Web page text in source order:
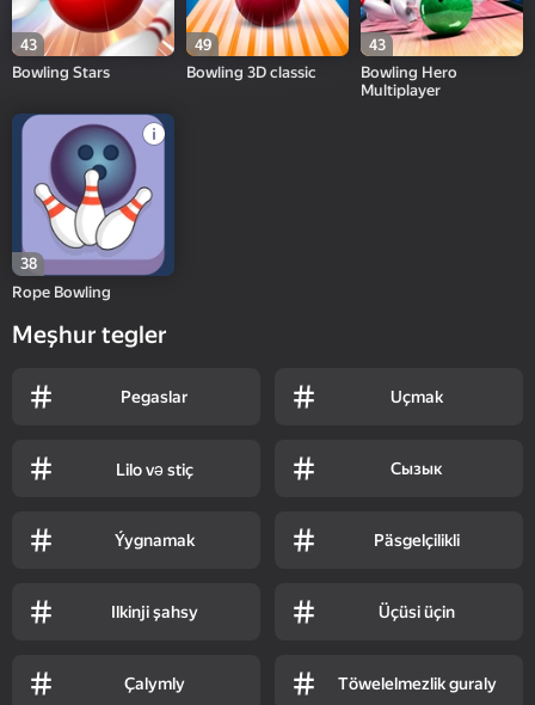
43
Bowling Stars
49
Bowling 3D classic
43
Bowling Hero
Multiplayer
38
Rope Bowling
Meşhur tegler
Pegaslar Uçmak
Lilo və stiç Сызык
Ýygnamak Päsgelçilikli
Ilkinji şahsy Üçüsi üçin
Çalymly Töwelelmezlik guraly